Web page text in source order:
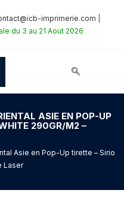
imprimerie.com
du 3 au 21 Aout 2026
ASIE EN POP-UP
290GR/M2 –
Asie en Pop-Up tirette – Sirio
Laser